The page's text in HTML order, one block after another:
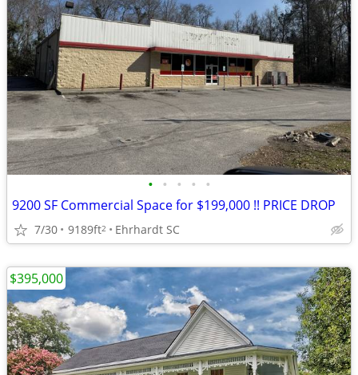
• • • • •
9200 SF Commercial Space for $199,000 !! PRICE DROP
7/30 9189ft2 Ehrhardt SC
$395,000